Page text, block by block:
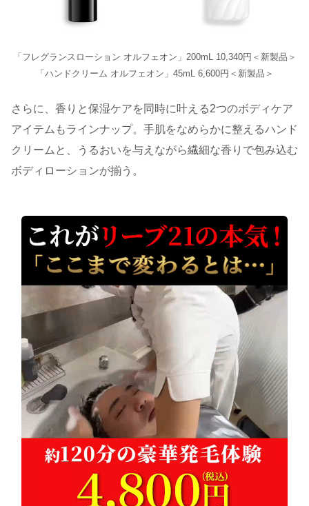
「フレグランスローション オルフェオン」200mL 10,340円＜新製品＞
「ハンドクリーム オルフェオン」45mL 6,600円＜新製品＞
さらに、香りと保湿ケアを同時に叶える2つのボディケア
アイテムもラインナップ。手肌をなめらかに整えるハンド
クリームと、うるおいを与えながら繊細な香りで包み込む
ボディローションが揃う。